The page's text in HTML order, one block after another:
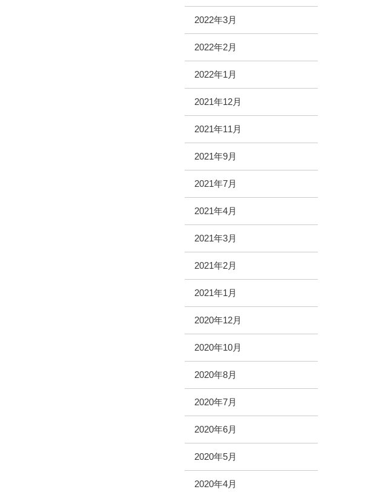
2022年3月
2022年2月
2022年1月
2021年12月
2021年11月
2021年9月
2021年7月
2021年4月
2021年3月
2021年2月
2021年1月
2020年12月
2020年10月
2020年8月
2020年7月
2020年6月
2020年5月
2020年4月